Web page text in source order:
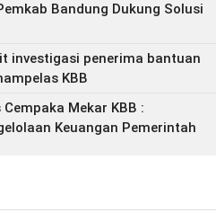
Bandung Dukung Solusi
investigasi penerima bantuan
KBB
Mekar KBB :
Keuangan Pemerintah